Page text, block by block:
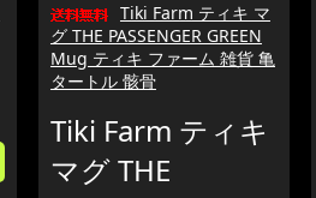
Tiki Farm ティキ マ
グ THE PASSENGER GREEN
Mug ティキ ファーム 雑貨 亀
タートル 骸骨
Tiki Farm ティキ
マグ THE